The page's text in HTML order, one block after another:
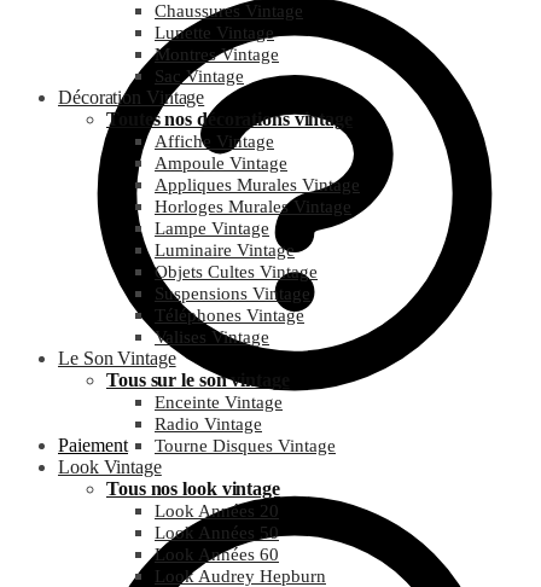
Paiement
Chaussures Vintage
Lunette Vintage
Montres Vintage
Sac Vintage
Décoration Vintage
Toutes nos décorations vintage
Affiche Vintage
Ampoule Vintage
Appliques Murales Vintage
Horloges Murales Vintage
Lampe Vintage
Luminaire Vintage
Objets Cultes Vintage
Suspensions Vintage
Téléphones Vintage
Valises Vintage
Le Son Vintage
Tous sur le son vintage
Enceinte Vintage
Radio Vintage
Tourne Disques Vintage
Look Vintage
Tous nos look vintage
Look Années 20
Look Années 50
Look Années 60
Look Audrey Hepburn